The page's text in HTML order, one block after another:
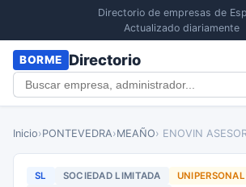
Directorio de empresas de
Actualizado diariamente
BORME Directorio
Inicio›PONTEVEDRA›MEAÑO› ENOVIN
SL SOCIEDAD LIMITADA
UNIPERSONAL